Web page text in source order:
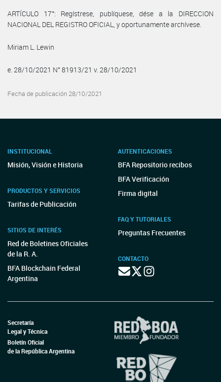
ARTÍCULO 17°: Regístrese, publíquese, dése a la DIRECCION
NACIONAL DEL REGISTRO OFICIAL, y oportunamente archívese.
Miriam L. Lewin
e. 28/10/2021 N° 81913/21 v. 28/10/2021
Fecha de publicación 28/10/2021
INSTITUCIONAL
Misión, Visión e Historia
PRODUCTOS Y SERVICIOS
Tarifas de Publicación
SITIOS DE INTERÉS
Red de Boletines Oficiales
de la R. A.
BFA Blockchain Federal
Argentina
AUTENTICACIONES
BFA Repositorio recibos
BFA Verificación
Firma digital
FAQ Y TUTORIALES
Preguntas Frecuentes
CONTACTO
Secretaría
Legal y Técnica
Boletín Oficial
de la República Argentina